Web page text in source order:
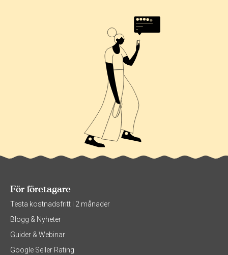
För företagare
Testa kostnadsfritt i 2 månader
Blogg & Nyheter
Guider & Webinar
Google Seller Rating